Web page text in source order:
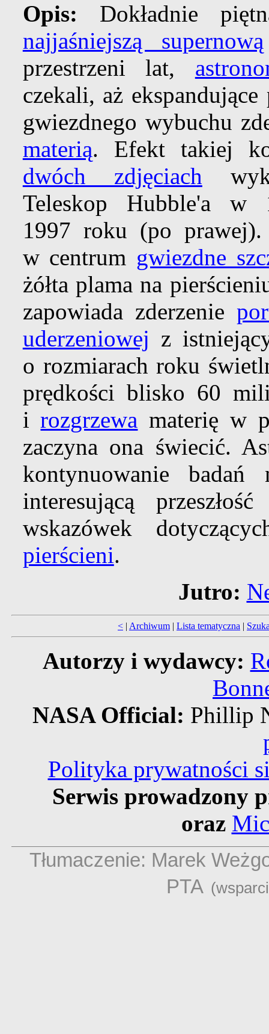
Opis: Dokładnie
najjaśniejszą supernową
przestrzeni lat,
czekali, aż
gwiezdnego wybuchu
materią. Efekt takiej
dwóch zdjęciach
Teleskop Hubble'a
1997 roku (po prawej).
w centrum gwiezdne
żółta plama na
zapowiada zderzenie
uderzeniowej z
o rozmiarach roku
prędkości blisko 60
irozgrzewa materię w
zaczyna ona świecić.
kontynuowanie
interesującą
wskazówek
pierścieni.
Jutro:
< | Archiwum | Lista tematyczna |
Autorzy i wydawcy:
NASA Official: Phillip
Polityka prywatności
Serwis prowadzony
oraz
Tłumaczenie: Marek
PTA